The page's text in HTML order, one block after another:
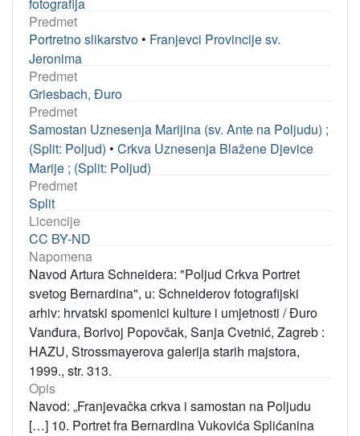
fotografija
Predmet
Portretno slikarstvo • Franjevci Provincije sv.
Jeronima
Predmet
Griesbach, Đuro
Predmet
Samostan Uznesenja Marijina (sv. Ante na Poljudu) ;
(Split: Poljud) • Crkva Uznesenja Blažene Djevice
Marije ; (Split: Poljud)
Predmet
Split
Licencije
CC BY-ND
Napomena
Navod Artura Schneidera: "Poljud Crkva Portret
svetog Bernardina", u: Schneiderov fotografijski
arhiv: hrvatski spomenici kulture i umjetnosti / Đuro
Vanđura, Borivoj Popovčak, Sanja Cvetnić, Zagreb :
HAZU, Strossmayerova galerija starih majstora,
1999., str. 313.
Opis
Navod: „Franjevačka crkva i samostan na Poljudu
[…] 10. Portret fra Bernardina Vukovića Splićanina